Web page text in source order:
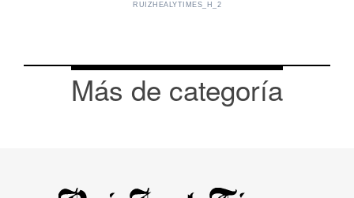
RUIZHEALYTIMES_H_2
Más de categoría